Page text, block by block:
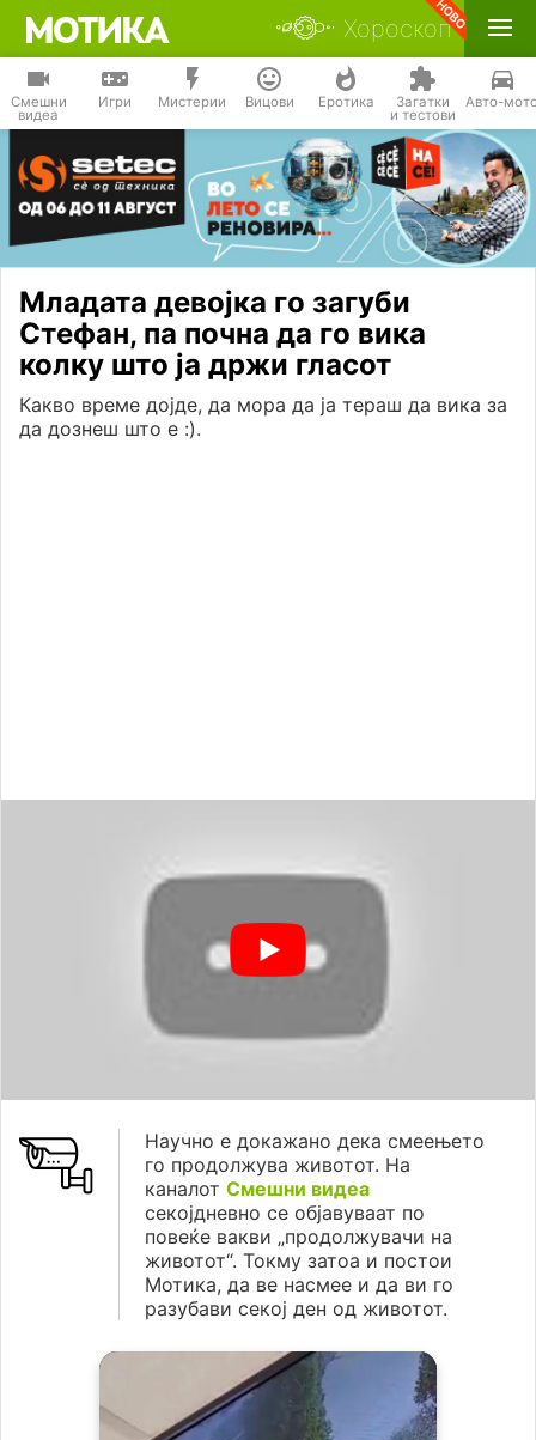
Хороскоп
Смешни
видеа
Игри Мистерии Вицови Еротика Загатки
и тестови
Авто-
Младата девојка го загуби
Стефан, па почна да го вика
колку што ја држи гласот
Какво време дојде, да мора да ја тераш да вика за
да дознеш што е :).
Научно е докажано дека смеењето
го продолжува животот. На
каналот Смешни видеа
секојдневно се објавуваат по
повеќе вакви „продолжувачи на
животот“. Токму затоа и постои
Мотика, да ве насмее и да ви го
разубави секој ден од животот.